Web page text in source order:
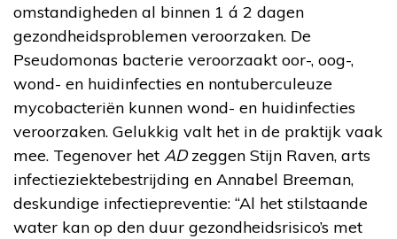
omstandigheden al binnen 1 á 2 dagen
gezondheidsproblemen veroorzaken. De
Pseudomonas bacterie veroorzaakt oor-, oog-,
wond- en huidinfecties en nontuberculeuze
mycobacteriën kunnen wond- en huidinfecties
veroorzaken. Gelukkig valt het in de praktijk vaak
mee. Tegenover het ADzeggen Stijn Raven, arts
infectieziektebestrijding en Annabel Breeman,
deskundige infectiepreventie: “Al het stilstaande
water kan op den duur gezondheidsrisico’s met